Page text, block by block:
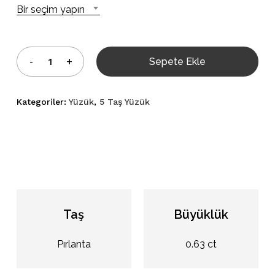
Bir seçim yapın
Sepete Ekle
Kategoriler: Yüzük, 5 Taş Yüzük
Taş
Pırlanta
Büyüklük
0.63 ct